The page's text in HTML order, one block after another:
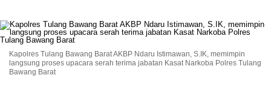
Kapolres Tulang Bawang Barat AKBP Ndaru Istimawan, S.IK, memimpin
langsung proses upacara serah terima jabatan Kasat Narkoba Polres Tulang
Bawang Barat